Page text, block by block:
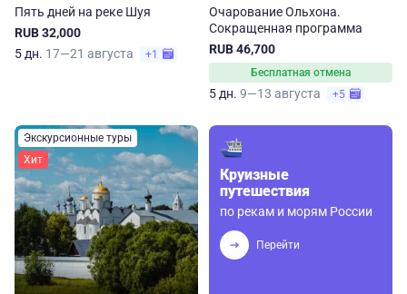
Пять дней на реке Шуя
RUB 32,000
5 дн. 17—21 августа +1
Очарование Ольхона.
Сокращенная программа
RUB 46,700
Бесплатная отмена
5 дн. 9—13 августа +5
Экскурсионные туры
Хит
Круизные
путешествия
по рекам и морям России
Перейти